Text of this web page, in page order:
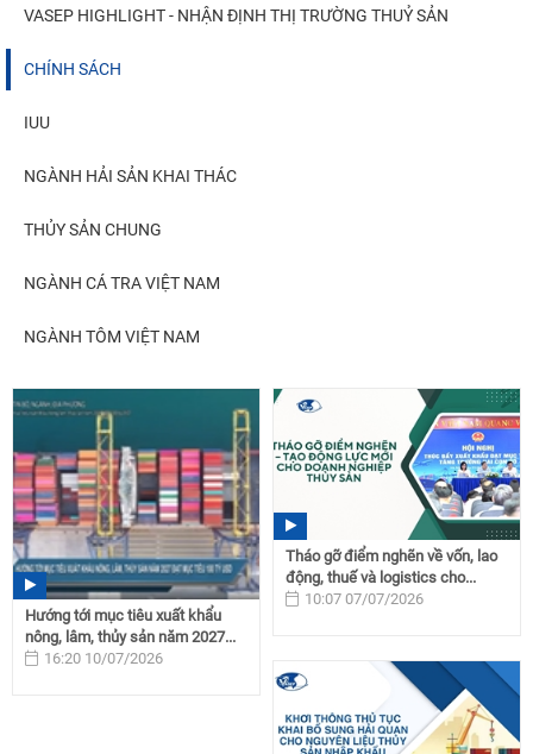
VASEP HIGHLIGHT - NHẬN ĐỊNH THỊ TRƯỜNG THUỶ SẢN
CHÍNH SÁCH
IUU
NGÀNH HẢI SẢN KHAI THÁC
THỦY SẢN CHUNG
NGÀNH CÁ TRA VIỆT NAM
NGÀNH TÔM VIỆT NAM
Hướng tới mục tiêu xuất khẩu
nông, lâm, thủy sản năm 2027...
16:20 10/07/2026
Tháo gỡ điểm nghẽn về vốn, lao
động, thuế và logistics cho...
10:07 07/07/2026